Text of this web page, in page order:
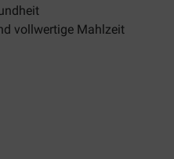
vollwertige Mahlzeit